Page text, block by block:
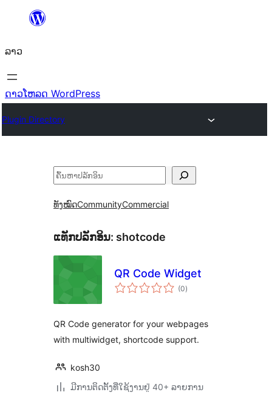
ທີ່
ເນື້ອຫາ
ລາວ
ດາວໂຫລດ WordPress
Plugin Directory
ຄົ້ນຫາ
ທັງໝົດCommunityCommercial
ແທັກປລັກອິນ: shotcode
QR Code Widget
(0ຄະແນນ
ທັງໝົດ
)
QR Code generator for your webpages
with multiwidget, shortcode support.
kosh30
ມີການຕິດຕັ້ງທີ່ໃຊ້ງານຢູ່ 40+ ລາຍການ